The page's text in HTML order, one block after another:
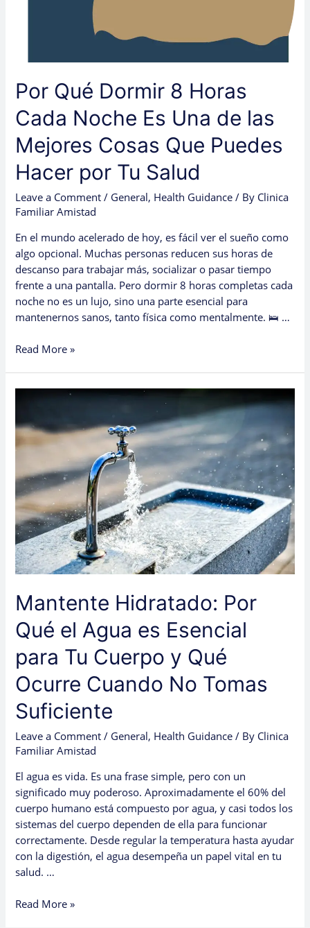
Por Qué Dormir 8 Horas
Cada Noche Es Una de las
Mejores Cosas Que Puedes
Hacer por Tu Salud
Leave a Comment / General, Health Guidance / By Clinica
Familiar Amistad
En el mundo acelerado de hoy, es fácil ver el sueño como
algo opcional. Muchas personas reducen sus horas de
descanso para trabajar más, socializar o pasar tiempo
frente a una pantalla. Pero dormir 8 horas completas cada
noche no es un lujo, sino una parte esencial para
mantenernos sanos, tanto física como mentalmente. 🛌 …
las
Cosas
Que
Puedes
Hacer
por
Tu
Read More »
Mantente Hidratado: Por
Qué el Agua es Esencial
para Tu Cuerpo y Qué
Ocurre Cuando No Tomas
Suficiente
Leave a Comment / General, Health Guidance / By Clinica
Familiar Amistad
El agua es vida. Es una frase simple, pero con un
significado muy poderoso. Aproximadamente el 60% del
cuerpo humano está compuesto por agua, y casi todos los
sistemas del cuerpo dependen de ella para funcionar
correctamente. Desde regular la temperatura hasta ayudar
con la digestión, el agua desempeña un papel vital en tu
salud. …
Mantente
Por
Qué
Agua
es
Esencial
para
Tu
Cuerpo
y
Ocurre
Cuando
No
Tomas
Suficiente
Read More »